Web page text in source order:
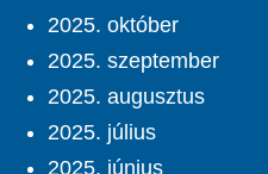
2025. október
2025. szeptember
2025. augusztus
2025. július
2025. június